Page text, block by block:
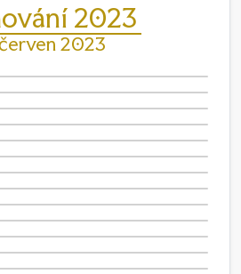
2023
2023